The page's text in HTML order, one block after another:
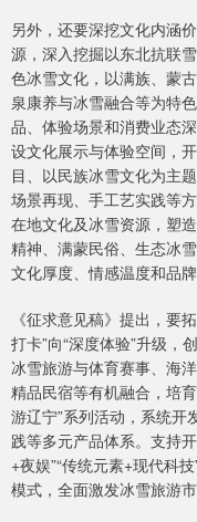
另外，还要深挖文化内涵
源，深入挖掘以东北抗联
色冰雪文化，以满族、蒙
泉康养与冰雪融合等为特
品、体验场景和消费业态
设文化展示与体验空间，
目、以民族冰雪文化为主
场景再现、手工艺实践等
在地文化及冰雪资源，塑
精神、满蒙民俗、生态冰
文化厚度、情感温度和品牌
《征求意见稿》提出，要
打卡”向“深度体验”升级，
冰雪旅游与体育赛事、海
精品民宿等有机融合，培
游辽宁”系列活动，系统开
践等多元产品体系。支持
+夜娱”“传统元素+现代科
模式，全面激发冰雪旅游市